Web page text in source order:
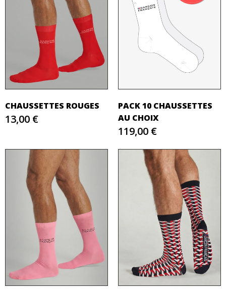
CHAUSSETTES ROUGES
13,00 €
PACK 10 CHAUSSETTES
AU CHOIX
119,00 €